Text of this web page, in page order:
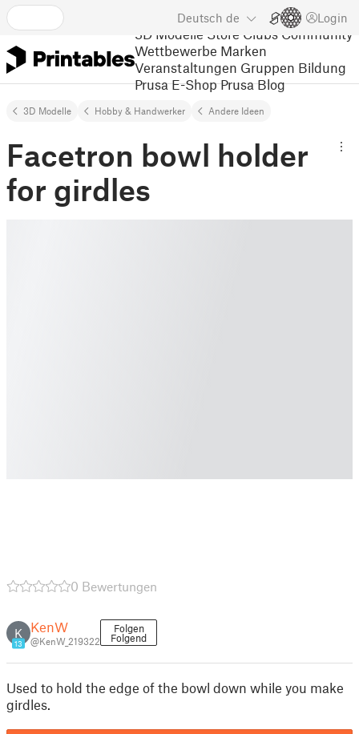
Deutsch de Login
3D Modelle Store Clubs Community
Wettbewerbe Marken
Veranstaltungen Gruppen Bildung
Prusa E-Shop Prusa Blog
3D Modelle Hobby & Handwerker Andere Ideen
Facetron bowl holder
for girdles
0 Bewertungen
K
13
KenW
@KenW_219322
Folgen
Folgend
Used to hold the edge of the bowl down while you make
girdles.